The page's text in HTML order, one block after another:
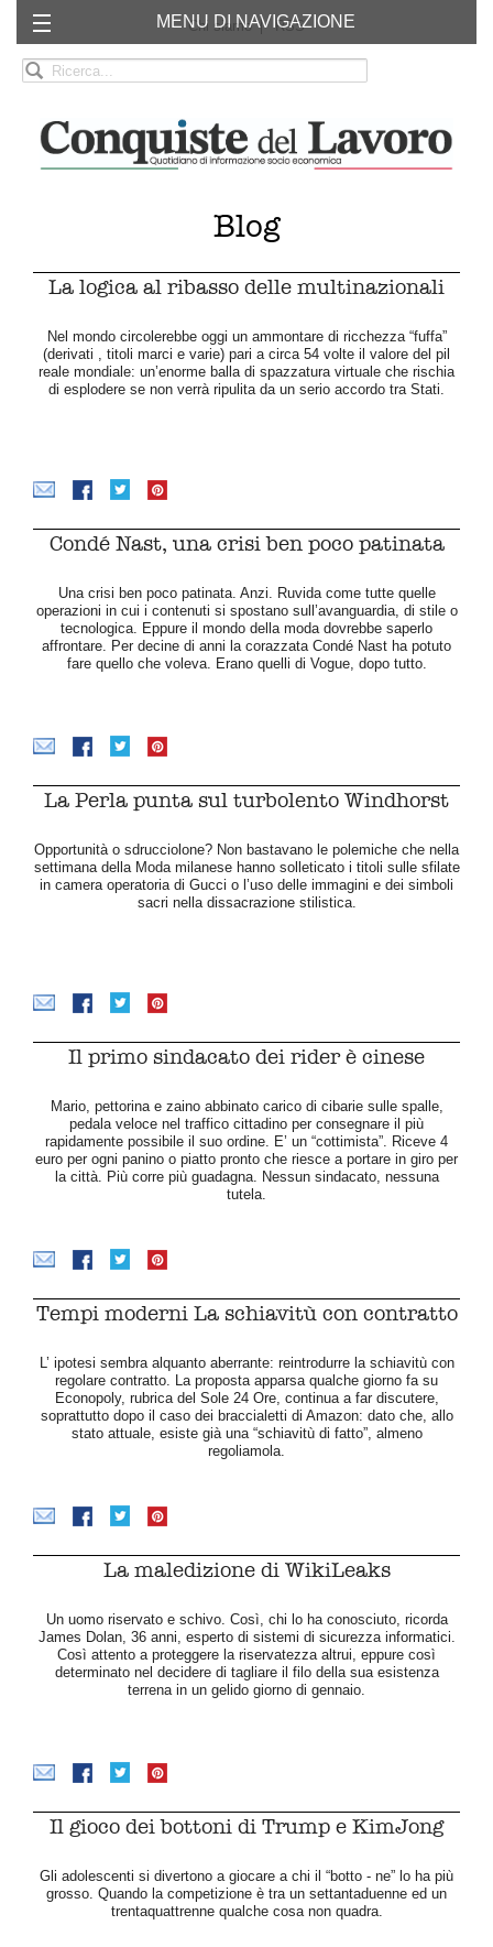
Chi siamo RSS
MENU DI NAVIGAZIONE
Blog
La logica al ribasso delle multinazionali
Nel mondo circolerebbe oggi un ammontare di ricchezza “fuffa”
(derivati , titoli marci e varie) pari a circa 54 volte il valore del pil
reale mondiale: un’enorme balla di spazzatura virtuale che rischia
di esplodere se non verrà ripulita da un serio accordo tra Stati.
Condé Nast, una crisi ben poco patinata
Una crisi ben poco patinata. Anzi. Ruvida come tutte quelle
operazioni in cui i contenuti si spostano sull’avanguardia, di stile o
tecnologica. Eppure il mondo della moda dovrebbe saperlo
affrontare. Per decine di anni la corazzata Condé Nast ha potuto
fare quello che voleva. Erano quelli di Vogue, dopo tutto.
La Perla punta sul turbolento Windhorst
Opportunità o sdrucciolone? Non bastavano le polemiche che nella
settimana della Moda milanese hanno solleticato i titoli sulle sfilate
in camera operatoria di Gucci o l’uso delle immagini e dei simboli
sacri nella dissacrazione stilistica.
Il primo sindacato dei rider è cinese
Mario, pettorina e zaino abbinato carico di cibarie sulle spalle,
pedala veloce nel traffico cittadino per consegnare il più
rapidamente possibile il suo ordine. E’ un “cottimista”. Riceve 4
euro per ogni panino o piatto pronto che riesce a portare in giro per
la città. Più corre più guadagna. Nessun sindacato, nessuna
tutela.
Tempi moderni La schiavitù con contratto
L’ ipotesi sembra alquanto aberrante: reintrodurre la schiavitù con
regolare contratto. La proposta apparsa qualche giorno fa su
Econopoly, rubrica del Sole 24 Ore, continua a far discutere,
soprattutto dopo il caso dei braccialetti di Amazon: dato che, allo
stato attuale, esiste già una “schiavitù di fatto”, almeno
regoliamola.
La maledizione di WikiLeaks
Un uomo riservato e schivo. Così, chi lo ha conosciuto, ricorda
James Dolan, 36 anni, esperto di sistemi di sicurezza informatici.
Così attento a proteggere la riservatezza altrui, eppure così
determinato nel decidere di tagliare il filo della sua esistenza
terrena in un gelido giorno di gennaio.
Il gioco dei bottoni di Trump e KimJong
Gli adolescenti si divertono a giocare a chi il “botto - ne” lo ha più
grosso. Quando la competizione è tra un settantaduenne ed un
trentaquattrenne qualche cosa non quadra.